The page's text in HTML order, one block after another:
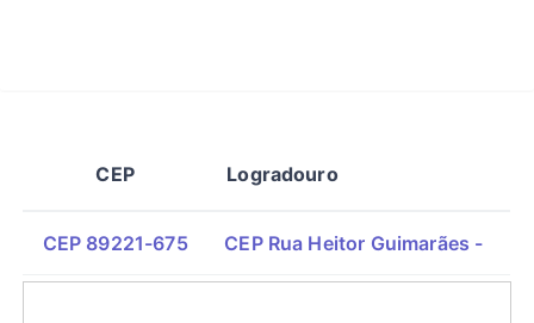
CEP Logradouro
CEP 89221-675 CEP Rua Heitor Guimarães -